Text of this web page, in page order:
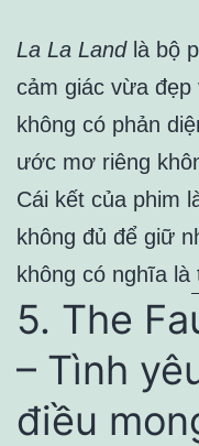
La La Landlà bộ
cảm giác vừa đẹp
không có phản
ước mơ riêng
Cái kết của phim
không đủ để giữ
không có nghĩa là
5. The
– Tình
điều